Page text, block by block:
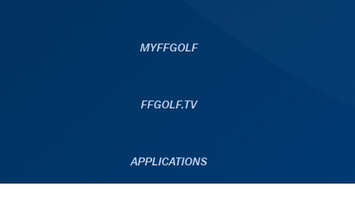
MYFFGOLF
FFGOLF.TV
APPLICATIONS